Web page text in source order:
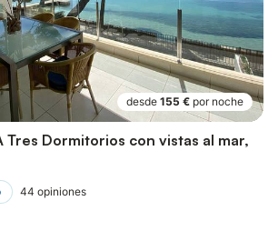
desde 155 € por noche
Tres Dormitorios con vistas al mar,
44 opiniones